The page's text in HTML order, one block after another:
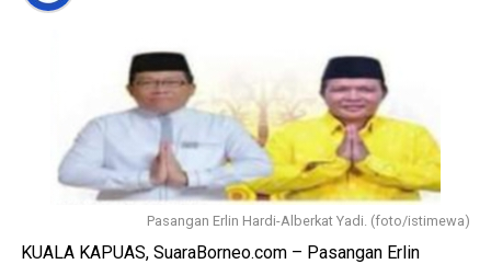
Pasangan Erlin Hardi-Alberkat Yadi. (foto/istimewa)
KUALA KAPUAS, SuaraBorneo.com – Pasangan Erlin